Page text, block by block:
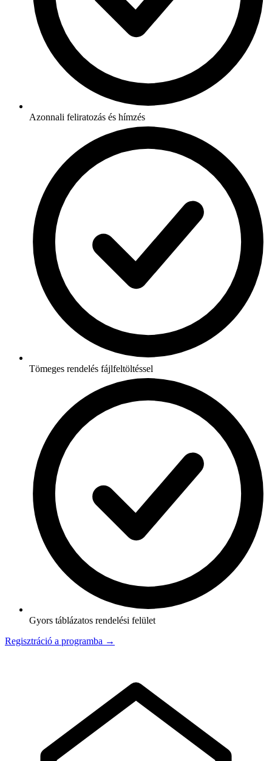
Azonnali feliratozás és hímzés
Tömeges rendelés fájlfeltöltéssel
Gyors táblázatos rendelési felület
Regisztráció a programba →